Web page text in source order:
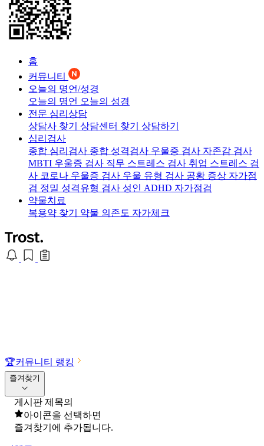
홈
커뮤니티
오늘의 명언/성경
오늘의 명언 오늘의 성경
전문 심리상담
상담사 찾기 상담센터 찾기 상담하기
심리검사
종합 심리검사 종합 성격검사 우울증 검사 자존감 검사
MBTI 우울증 검사 직무 스트레스 검사 취업 스트레스 검
사 코로나 우울증 검사 우울 유형 검사 공황 증상 자가점
검 정밀 성격유형 검사 성인 ADHD 자가점검
약물치료
복용약 찾기 약물 의존도 자가체크
🏆커뮤니티 랭킹
즐겨찾기
게시판 제목의
아이콘을 선택하면
즐겨찾기에 추가됩니다.